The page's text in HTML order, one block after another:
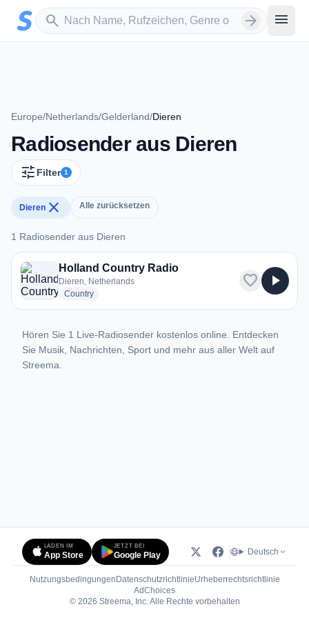
Zum Hauptinhalt springen
search
Sender suchen arrow_forward menu
Europe/Netherlands/Gelderland/Dieren
Radiosender aus Dieren
tune Filter 1
Dieren close Alle zurücksetzen
1 Radiosender aus Dieren
1 Radiosender aus Dieren
Holland Country Radio
Dieren, Netherlands
Countryradio stations
favorite play_arrow
Hören Sie 1 Live-Radiosender kostenlos online. Entdecken
Sie Musik, Nachrichten, Sport und mehr aus aller Welt auf
Streema.
LADEN IM
App Store
JETZT BEI
Google Play Deutsch
Nutzungsbedingungen DatenschutzrichtlinieUrheberrechtsrichtlinie
AdChoices(öffnet in neuem Tab)
© 2026 Streema, Inc. Alle Rechte vorbehalten